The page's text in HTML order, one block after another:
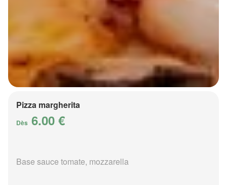
Pizza margherita
Dès 6.00 €
Base sauce tomate, mozzarella